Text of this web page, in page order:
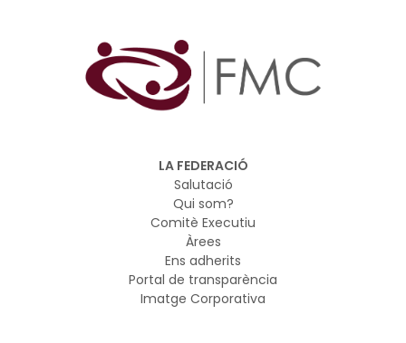
LA FEDERACIÓ
Salutació
Qui som?
Comitè Executiu
Àrees
Ens adherits
Portal de transparència
Imatge Corporativa